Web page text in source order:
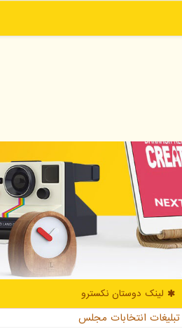
لینک دوستان نكسترو
تبلیغات انتخابات مجلس